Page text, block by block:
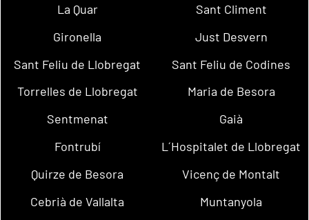
La Quar
Sant Climent
Gironella
Just Desvern
Sant Feliu de Llobregat
Sant Feliu de Codines
Torrelles de Llobregat
Maria de Besora
Sentmenat
Gaià
Fontrubí
L´Hospitalet de Llobregat
Quirze de Besora
Vicenç de Montalt
Cebrià de Vallalta
Muntanyola